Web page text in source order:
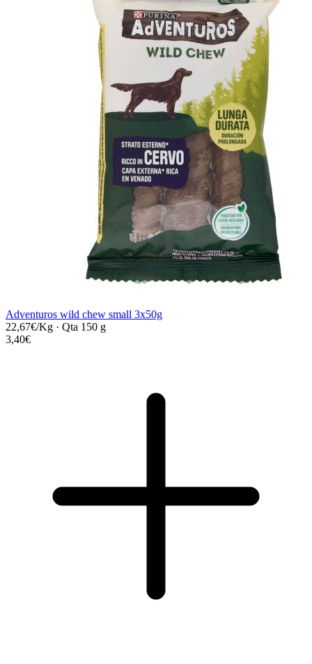
Adventuros wild chew small 3x50g
22,67€/Kg · Qta 150 g
3,40€